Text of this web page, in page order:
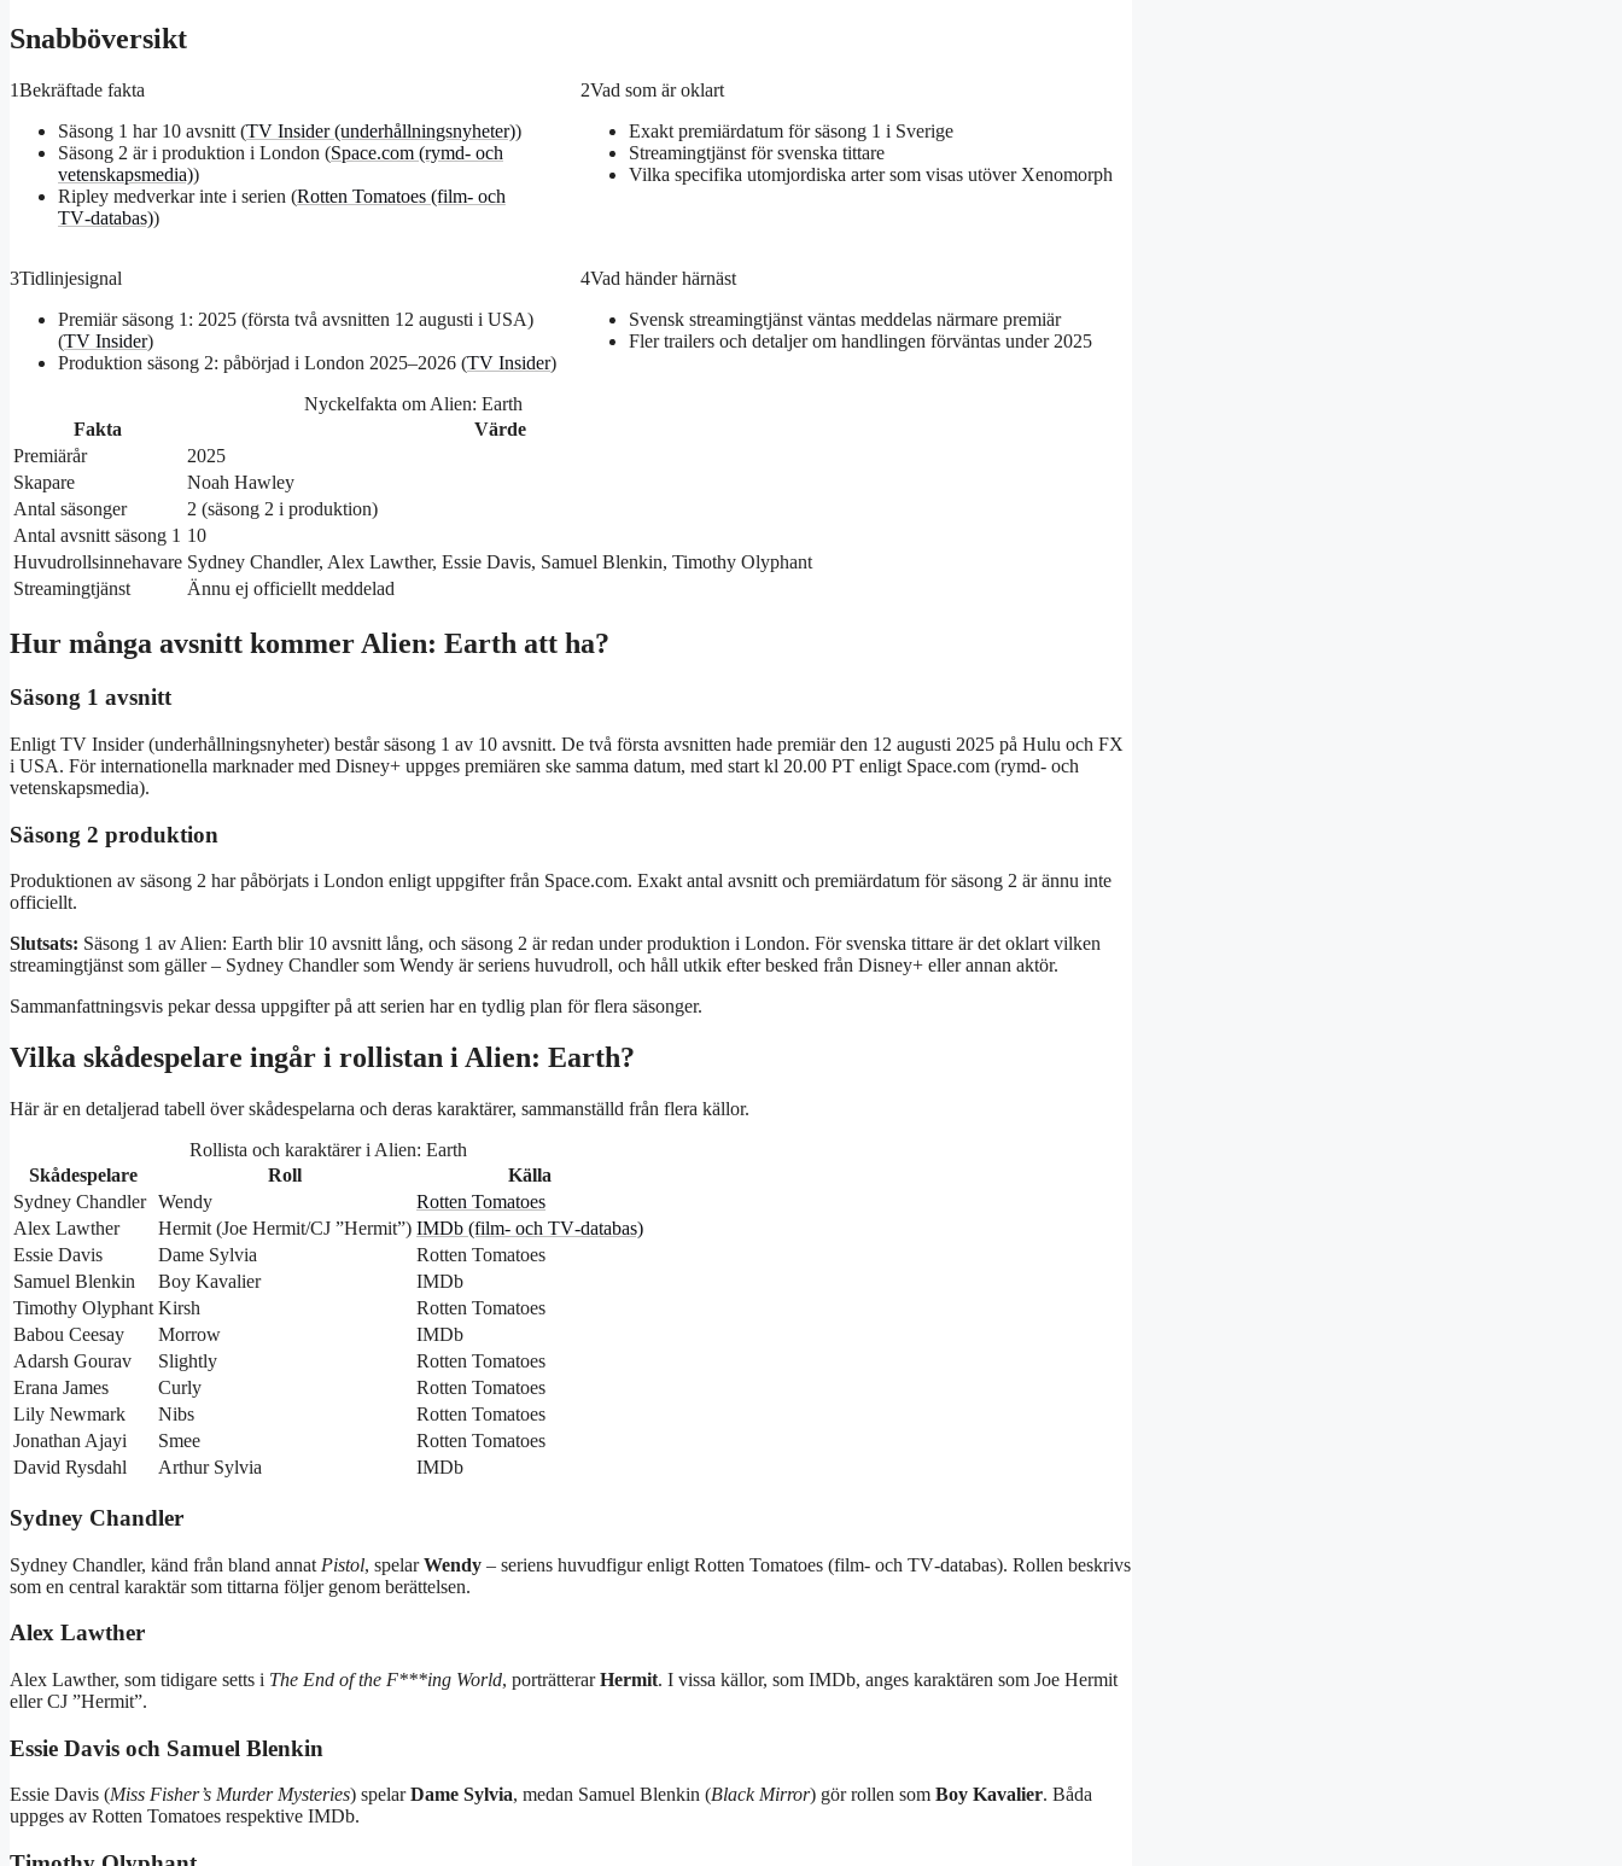
Snabböversikt
1Bekräftade fakta
Säsong 1 har 10 avsnitt (TV Insider (underhållningsnyheter))
Säsong 2 är i produktion i London (Space.com (rymd‑ och
vetenskapsmedia))
Ripley medverkar inte i serien (Rotten Tomatoes (film‑ och
TV‑databas))
2Vad som är oklart
Exakt premiärdatum för säsong 1 i Sverige
Streamingtjänst för svenska tittare
Vilka specifika utomjordiska arter som visas utöver Xenomorph
3Tidlinjesignal
Premiär säsong 1: 2025 (första två avsnitten 12 augusti i USA)
(TV Insider)
Produktion säsong 2: påbörjad i London 2025–2026 (TV Insider)
4Vad händer härnäst
Svensk streamingtjänst väntas meddelas närmare premiär
Fler trailers och detaljer om handlingen förväntas under 2025
Nyckelfakta om Alien: Earth
Fakta
Värde
Premiärår
2025
Skapare
Noah Hawley
Antal säsonger
2 (säsong 2 i produktion)
Antal avsnitt säsong 1 10
Huvudrollsinnehavare Sydney Chandler, Alex Lawther, Essie Davis, Samuel Blenkin, Timothy Olyphant
Streamingtjänst
Ännu ej officiellt meddelad
Hur många avsnitt kommer Alien: Earth att ha?
Säsong 1 avsnitt
Enligt TV Insider (underhållningsnyheter) består säsong 1 av 10 avsnitt. De två första avsnitten hade premiär den 12 augusti 2025 på Hulu och FX
i USA. För internationella marknader med Disney+ uppges premiären ske samma datum, med start kl 20.00 PT enligt Space.com (rymd‑ och
vetenskapsmedia).
Säsong 2 produktion
Produktionen av säsong 2 har påbörjats i London enligt uppgifter från Space.com. Exakt antal avsnitt och premiärdatum för säsong 2 är ännu inte
officiellt.
Slutsats: Säsong 1 av Alien: Earth blir 10 avsnitt lång, och säsong 2 är redan under produktion i London. För svenska tittare är det oklart vilken
streamingtjänst som gäller – Sydney Chandler som Wendy är seriens huvudroll, och håll utkik efter besked från Disney+ eller annan aktör.
Sammanfattningsvis pekar dessa uppgifter på att serien har en tydlig plan för flera säsonger.
Vilka skådespelare ingår i rollistan i Alien: Earth?
Här är en detaljerad tabell över skådespelarna och deras karaktärer, sammanställd från flera källor.
Rollista och karaktärer i Alien: Earth
Skådespelare
Roll
Källa
Sydney Chandler Wendy
Rotten Tomatoes
Alex Lawther
Hermit (Joe Hermit/CJ ”Hermit”) IMDb (film‑ och TV‑databas)
Essie Davis
Dame Sylvia
Rotten Tomatoes
Samuel Blenkin
Boy Kavalier
IMDb
Timothy Olyphant Kirsh
Rotten Tomatoes
Babou Ceesay
Morrow
IMDb
Adarsh Gourav
Slightly
Rotten Tomatoes
Erana James
Curly
Rotten Tomatoes
Lily Newmark
Nibs
Rotten Tomatoes
Jonathan Ajayi
Smee
Rotten Tomatoes
David Rysdahl
Arthur Sylvia IMDb
Sydney Chandler
Sydney Chandler, känd från bland annat Pistol, spelarWendy – seriens huvudfigur enligt Rotten Tomatoes (film‑ och TV‑databas). Rollen beskrivs
som en central karaktär som tittarna följer genom berättelsen.
Alex Lawther
Alex Lawther, som tidigare setts i The End of the F***ing World, porträtterarHermit. I vissa källor, som IMDb, anges karaktären som Joe Hermit
eller CJ ”Hermit”.
Essie Davis och Samuel Blenkin
Essie Davis (Miss Fisher’s Murder Mysteries) spelarDame Sylvia, medan Samuel Blenkin (Black Mirror) gör rollen som Boy Kavalier. Båda
uppges av Rotten Tomatoes respektive IMDb.